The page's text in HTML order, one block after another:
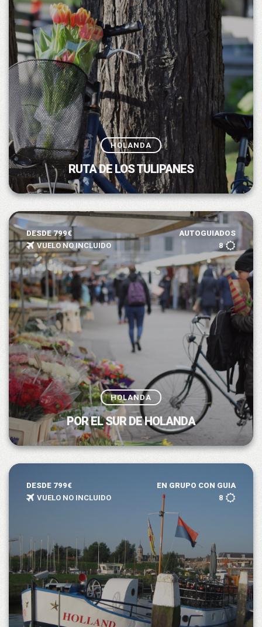
HOLANDA
RUTA DE LOS TULIPANES
DESDE 799€
AUTOGUIADOS
VUELO NO INCLUIDO
8
HOLANDA
POR EL SUR DE HOLANDA
DESDE 799€
EN GRUPO CON GUIA
VUELO NO INCLUIDO
8